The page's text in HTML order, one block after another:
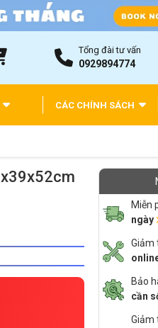
Tổng đài tư vấn
0929894774
CÁC CHÍNH SÁCH
Miễn
ngày
Giảm
Bảo
cần
Giảm